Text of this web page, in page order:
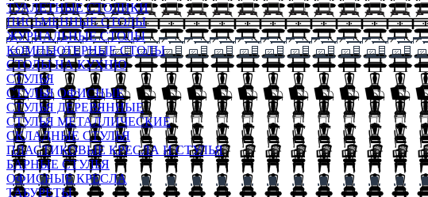
ТУАЛЕТНЫЕ СТОЛИКИ
ПИСЬМЕННЫЕ СТОЛЫ
ЖУРНАЛЬНЫЕ СТОЛЫ
КОМПЬЮТЕРНЫЕ СТОЛЫ
СТОЛЫ НА КУХНЮ
СТУЛЬЯ
СТУЛЬЯ ОФИСНЫЕ
СТУЛЬЯ ДЕРЕВЯННЫЕ
СТУЛЬЯ МЕТАЛЛИЧЕСКИЕ
СКЛАДНЫЕ СТУЛЬЯ
ПЛАСТИКОВЫЕ КРЕСЛА И СТУЛЬЯ
БАРНЫЕ СТУЛЬЯ
ОФИСНЫЕ КРЕСЛА
ТАБУРЕТЫ